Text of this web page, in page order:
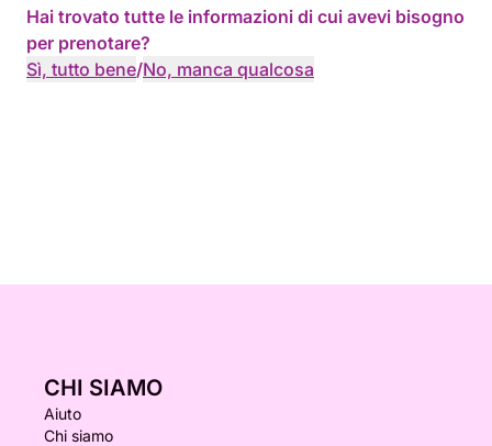
Hai trovato tutte le informazioni di cui avevi bisogno
per prenotare?
Sì, tutto bene/No, manca qualcosa
CHI SIAMO
Aiuto
Chi siamo